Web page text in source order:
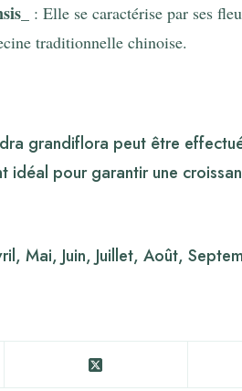
: Elle se caractérise par ses
traditionnelle chinoise.
grandiflora peut être
idéal pour garantir une
Mai, Juin, Juillet, Août,